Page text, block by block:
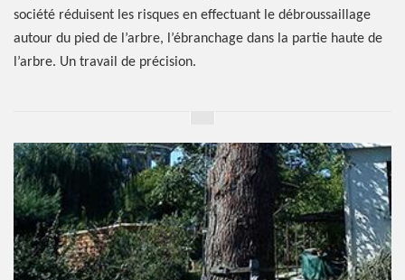
société réduisent les risques en effectuant le débroussaillage
autour du pied de l’arbre, l’ébranchage dans la partie haute de
l’arbre. Un travail de précision.